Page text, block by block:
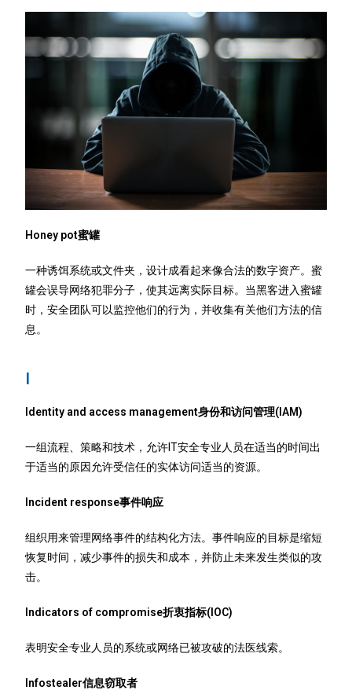
Honey pot蜜罐
一种诱饵系统或文件夹，设计成看起来像合法的数字资产。蜜
罐会误导网络犯罪分子，使其远离实际目标。当黑客进入蜜罐
时，安全团队可以监控他们的行为，并收集有关他们方法的信
息。
I
Identity and access management身份和访问管理(IAM)
一组流程、策略和技术，允许IT安全专业人员在适当的时间出
于适当的原因允许受信任的实体访问适当的资源。
Incident response事件响应
组织用来管理网络事件的结构化方法。事件响应的目标是缩短
恢复时间，减少事件的损失和成本，并防止未来发生类似的攻
击。
Indicators of compromise折衷指标(IOC)
表明安全专业人员的系统或网络已被攻破的法医线索。
Infostealer信息窃取者